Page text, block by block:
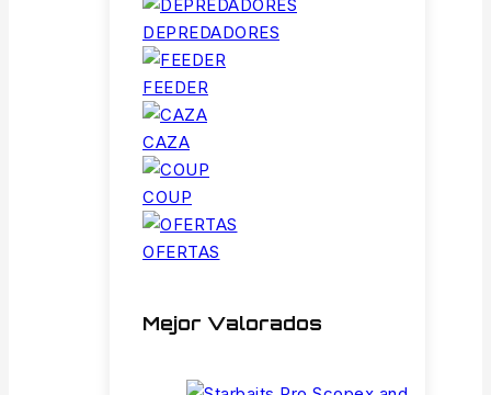
DEPREDADORES
FEEDER
CAZA
COUP
OFERTAS
Mejor Valorados